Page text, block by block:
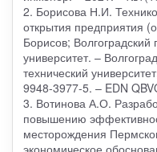
2. Борисова Н.И.
открытия предприятия
Борисов; Волгоградский
университет. –
технический
9948-3977-5. – EDN
3. Вотинова А.О.
повышению
месторождения
экономическое